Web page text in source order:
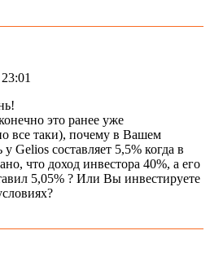
это ранее уже
все таки), почему в Вашем
Gelios составляет 5,5% когда в
что доход инвестора 40%, а его
5,05% ? Или Вы инвестируете